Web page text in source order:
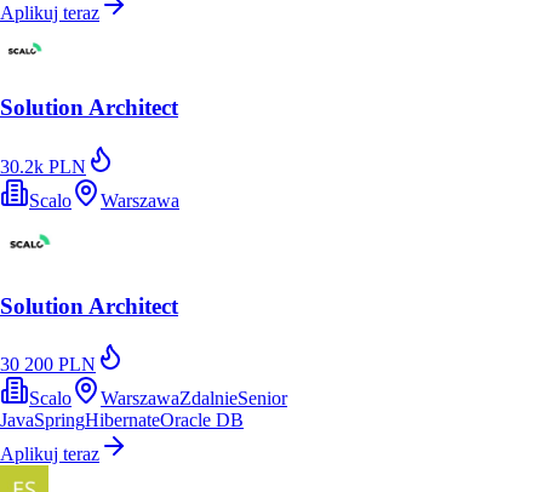
Aplikuj teraz
Solution Architect
30.2k PLN
Scalo
Warszawa
Solution Architect
30 200 PLN
Scalo
WarszawaZdalnieSenior
JavaSpringHibernateOracle DB
Aplikuj teraz